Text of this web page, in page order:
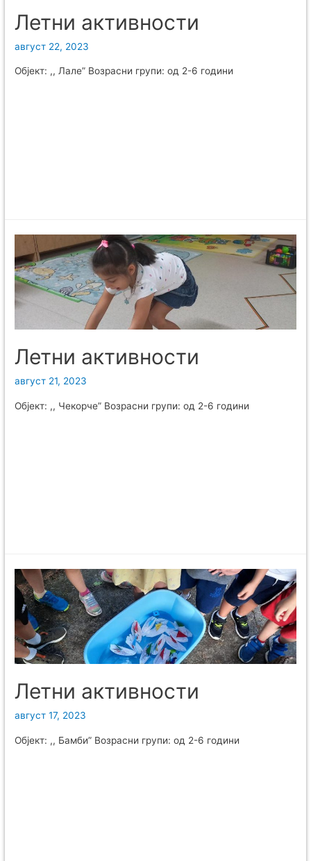
Летни активности
август 22, 2023
Објект: ,, Лале” Возрасни групи: од 2-6 години
Летни активности
август 21, 2023
Објект: ,, Чекорче” Возрасни групи: од 2-6 години
Летни активности
август 17, 2023
Објект: ,, Бамби” Возрасни групи: од 2-6 години